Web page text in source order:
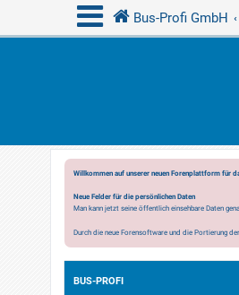
Bus-Profi GmbH
Willkommen auf unserer neuen Forenplattform für
Neue Felder für die persönlichen Daten
Man kann jetzt seine öffentlich einsehbare Daten
Durch die neue Forensoftware und die Portierung
BUS-PROFI